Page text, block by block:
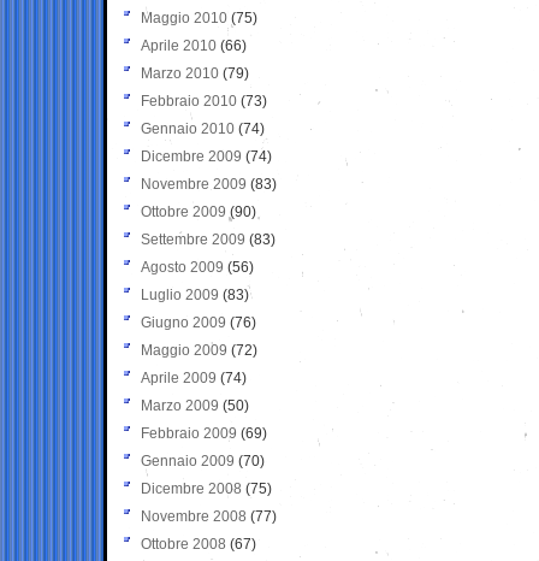
Maggio 2010 (75)
Aprile 2010 (66)
Marzo 2010 (79)
Febbraio 2010 (73)
Gennaio 2010 (74)
Dicembre 2009 (74)
Novembre 2009 (83)
Ottobre 2009 (90)
Settembre 2009 (83)
Agosto 2009 (56)
Luglio 2009 (83)
Giugno 2009 (76)
Maggio 2009 (72)
Aprile 2009 (74)
Marzo 2009 (50)
Febbraio 2009 (69)
Gennaio 2009 (70)
Dicembre 2008 (75)
Novembre 2008 (77)
Ottobre 2008 (67)